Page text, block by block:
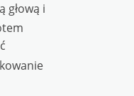
głową i